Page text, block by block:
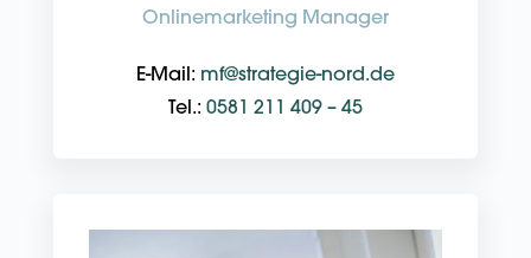
Onlinemarketing Manager
E-Mail: mf@strategie-nord.de
Tel.: 0581 211 409 – 45